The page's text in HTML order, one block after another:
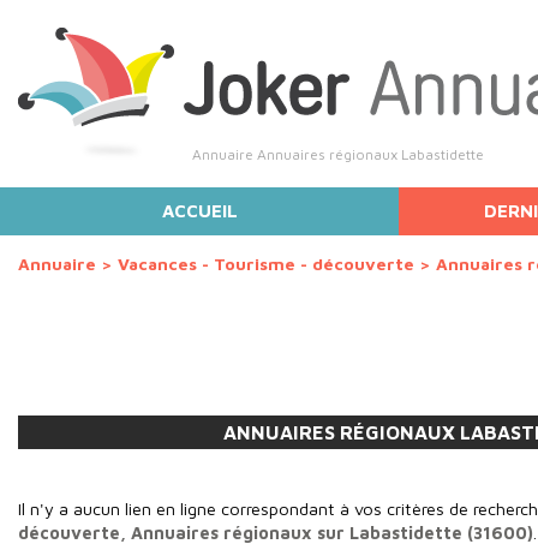
Annuaire Annuaires régionaux Labastidette
ANNUAIRES RÉGIONAUX
ACCUEIL
Annuaire > Vacances - Tourisme - découverte > Annuaires
Il n'y a aucun lien en ligne correspondant à vos critères de
découverte, Annuaires régionaux sur Labastidette (31600)